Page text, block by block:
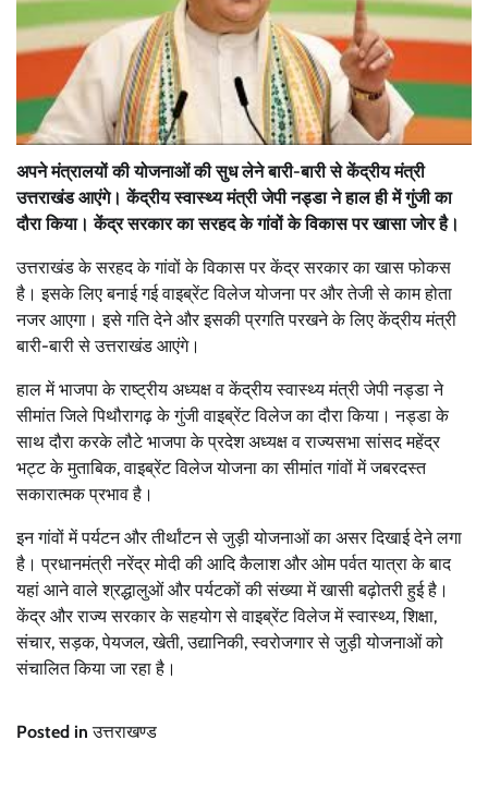
अपने मंत्रालयों की योजनाओं की सुध लेने बारी-बारी से केंद्रीय मंत्री
उत्तराखंड आएंगे। केंद्रीय स्वास्थ्य मंत्री जेपी नड्डा ने हाल ही में गुंजी का
दौरा किया। केंद्र सरकार का सरहद के गांवों के विकास पर खासा जोर है।
उत्तराखंड के सरहद के गांवों के विकास पर केंद्र सरकार का खास फोकस
है। इसके लिए बनाई गई वाइब्रेंट विलेज योजना पर और तेजी से काम होता
नजर आएगा। इसे गति देने और इसकी प्रगति परखने के लिए केंद्रीय मंत्री
बारी-बारी से उत्तराखंड आएंगे।
हाल में भाजपा के राष्ट्रीय अध्यक्ष व केंद्रीय स्वास्थ्य मंत्री जेपी नड्डा ने
सीमांत जिले पिथौरागढ़ के गुंजी वाइब्रेंट विलेज का दौरा किया। नड्डा के
साथ दौरा करके लौटे भाजपा के प्रदेश अध्यक्ष व राज्यसभा सांसद महेंद्र
भट्ट के मुताबिक, वाइब्रेंट विलेज योजना का सीमांत गांवों में जबरदस्त
सकारात्मक प्रभाव है।
इन गांवों में पर्यटन और तीर्थांटन से जुड़ी योजनाओं का असर दिखाई देने लगा
है। प्रधानमंत्री नरेंद्र मोदी की आदि कैलाश और ओम पर्वत यात्रा के बाद
यहां आने वाले श्रद्धालुओं और पर्यटकों की संख्या में खासी बढ़ोतरी हुई है।
केंद्र और राज्य सरकार के सहयोग से वाइब्रेंट विलेज में स्वास्थ्य, शिक्षा,
संचार, सड़क, पेयजल, खेती, उद्यानिकी, स्वरोजगार से जुड़ी योजनाओं को
संचालित किया जा रहा है।
Posted inउत्तराखण्ड